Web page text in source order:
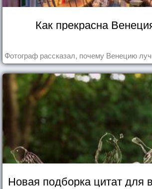
Как прекрасна
Фотограф рассказал, почему Венецию
Новая подборка цитат для